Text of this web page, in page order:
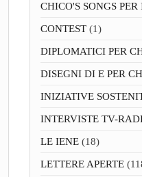
CHICO'S SONGS
CONTEST(1)
DIPLOMATICI PER
DISEGNI DI E PER
INIZIATIVE
INTERVISTE TV-
LE IENE(18)
LETTERE APERTE